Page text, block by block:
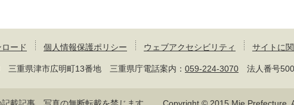
ード 個人情報保護ポリシー ウェブアクセシビリティ サイトに
三重県津市広明町13番地 三重県庁電話案内： 059-224-3070 法人番号